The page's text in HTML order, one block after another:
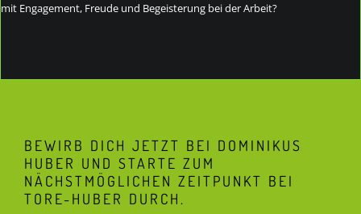
mit Engagement, Freude und Begeisterung bei der Arbeit?
BEWIRB DICH JETZT BEI DOMINIKUS
HUBER UND STARTE ZUM
NÄCHSTMÖGLICHEN ZEITPUNKT BEI
TORE-HUBER DURCH.